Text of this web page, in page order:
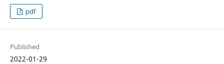
pdf
Published
2022-01-29